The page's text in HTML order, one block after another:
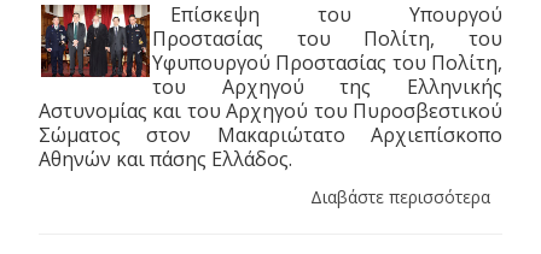
Επίσκεψη του Υπουργού
Προστασίας του Πολίτη, του
Υφυπουργού Προστασίας του Πολίτη,
του Αρχηγού της Ελληνικής
Αστυνομίας και του Αρχηγού του Πυροσβεστικού
Σώματος στον Μακαριώτατο Αρχιεπίσκοπο
Αθηνών και πάσης Ελλάδος.
Διαβάστε περισσότερα